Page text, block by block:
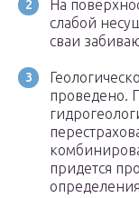
На
слабой
сваи
проведено.
придется